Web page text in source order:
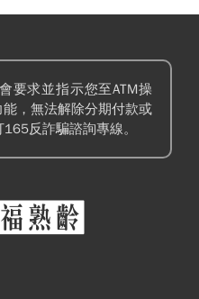
要求並指示您至ATM操
，無法解除分期付款或
反詐騙諮詢專線。